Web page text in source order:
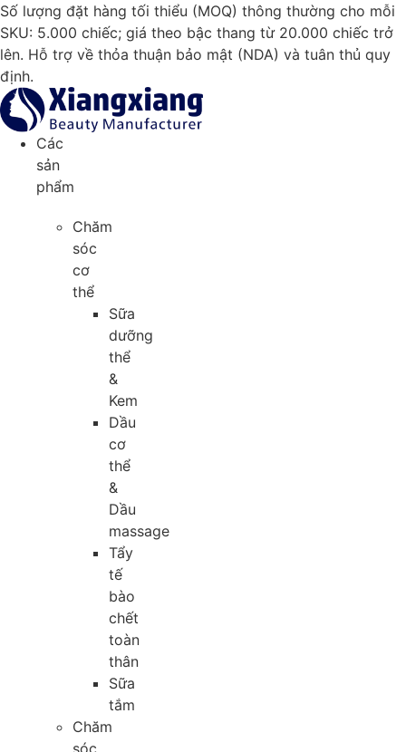
Chuyển
đến
nội
dung
Số lượng đặt hàng tối thiểu (MOQ) thông thường cho mỗi
SKU: 5.000 chiếc; giá theo bậc thang từ 20.000 chiếc trở
lên. Hỗ trợ về thỏa thuận bảo mật (NDA) và tuân thủ quy
định.
Các
sản
phẩm
Chăm
sóc
cơ
thể
Sữa
dưỡng
thể
&
Kem
Dầu
cơ
thể
&
Dầu
massage
Tẩy
tế
bào
chết
toàn
thân
Sữa
tắm
Chăm